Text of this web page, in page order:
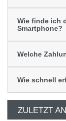
Wie finde ich
Smartphone?
Welche
Wie schnell
ZULETZT